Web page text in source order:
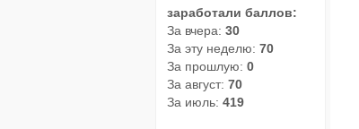
заработали баллов:
За вчера: 30
За эту неделю: 70
За прошлую: 0
За август: 70
За июль: 419